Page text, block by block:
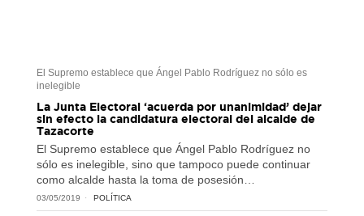
El Supremo establece que Ángel Pablo Rodríguez no sólo es
inelegible
La Junta Electoral ‘acuerda por unanimidad’ dejar
sin efecto la candidatura electoral del alcalde de
Tazacorte
El Supremo establece que Ángel Pablo Rodríguez no
sólo es inelegible, sino que tampoco puede continuar
como alcalde hasta la toma de posesión…
03/05/2019 POLÍTICA